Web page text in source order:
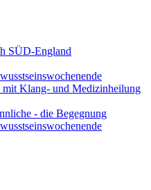
SÜD-England
mit Klang- und Medizinheilung
- die Begegnung